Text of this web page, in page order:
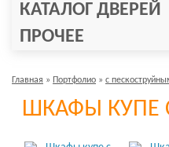
КАТАЛОГ ДВЕРЕЙ
ПРОЧЕЕ
Главная » Портфолио » с
ШКАФЫ КУПЕ